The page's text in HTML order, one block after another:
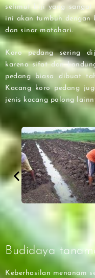
selimut biji yang sangat
ini akan tumbuh dengan
dan sinar matahari.
Koro pedang sering
karena sifat dan
pedang biasa dibuat
Kacang koro pedang
jenis kacang polong
Budidaya
Keberhasilan menanam